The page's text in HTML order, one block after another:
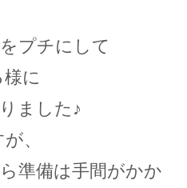
プチにして
に
ました♪
、
準備は手間がかか